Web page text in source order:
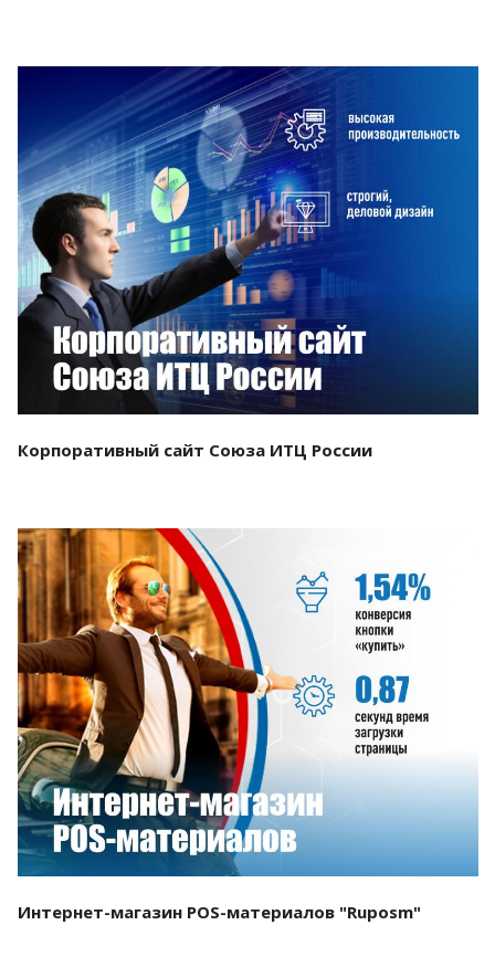
Смотреть проект
Корпоративный сайт Союза ИТЦ России
Смотреть проект
Интернет-магазин POS-материалов "Ruposm"